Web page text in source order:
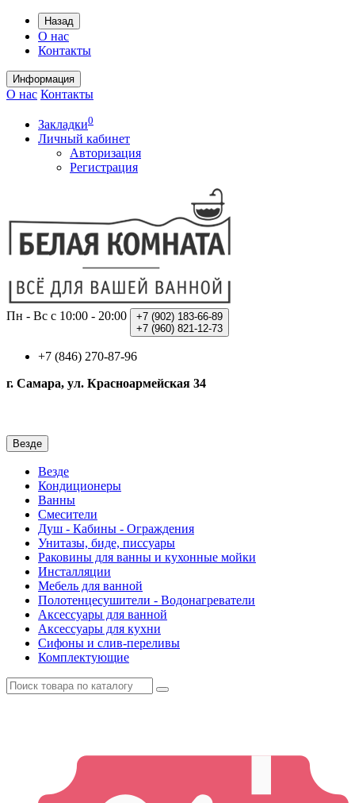
Назад
О нас
Контакты
Информация
О нас Контакты
Закладки0
Личный кабинет
Авторизация
Регистрация
Пн - Вс с 10:00 - 20:00 +7 (902) 183-66-89
+7 (960) 821-12-73
+7 (846) 270-87-96
г. Самара, ул. Красноармейская 34
Везде
Везде
Кондиционеры
Ванны
Смесители
Душ - Кабины - Ограждения
Унитазы, биде, писсуары
Раковины для ванны и кухонные мойки
Инсталляции
Мебель для ванной
Полотенцесушители - Водонагреватели
Аксессуары для ванной
Аксессуары для кухни
Сифоны и слив-переливы
Комплектующие